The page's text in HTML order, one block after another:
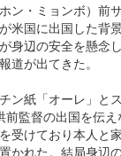
ン・ミョンボ）前
米国に出国した背
身辺の安全を懸念
道が出てきた。
ン紙「オーレ」と
前監督の出国を伝
受けており本人と
かれた。結局身辺